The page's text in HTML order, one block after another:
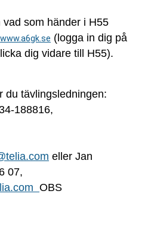
som händer i H55
www.a6gk.se (logga in dig på
dig vidare till H55).
du tävlingsledningen:
188816,
eller Jan
07,
OBS